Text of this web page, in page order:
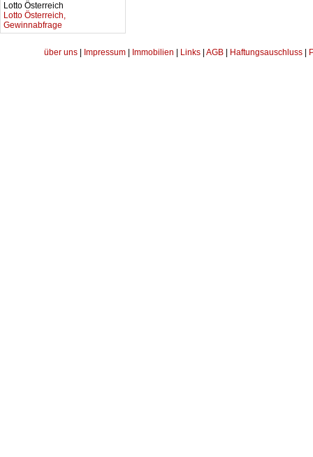
Lotto Österreich
Lotto Österreich,
Gewinnabfrage
über uns Impressum Immobilien Links AGB Haftungsauschluss